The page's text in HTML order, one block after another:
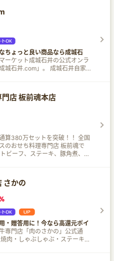
あなたのお菓子作り＆パン作り
ちょっと良い商品なら成城石
ーケット成城石井の公式オンラ
」。 成城石井自家製
店 板前魂本店
算380万セットを突破！！ 全国
のおせち料理専門店 板前魂で
由はコレ！ おせちはなんと60種
スの品揃え。 おせち業界
誇るおせち『板前魂の花籠』
質、ボリューム、値段！すべて
七福神』 大幅リニューアルで肉
和洋中華風おせち』 圧巻の肉づ
ち『板前魂の肉三昧おせち』 目
せち！福良鮑・オマール海老付
お酒を呑みながら過ごす大人の
さかの
・贈答用に！今なら高還元ポイ
専門店「肉のさかの」公式通